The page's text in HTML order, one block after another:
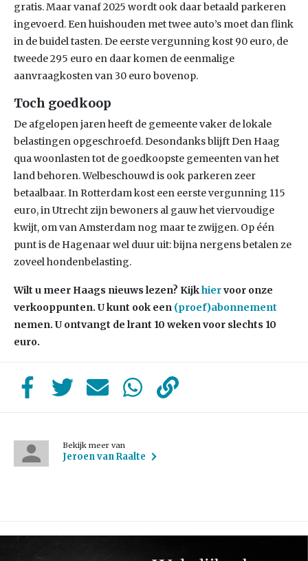
gratis. Maar vanaf 2025 wordt ook daar betaald parkeren
ingevoerd. Een huishouden met twee auto’s moet dan flink
in de buidel tasten. De eerste vergunning kost 90 euro, de
tweede 295 euro en daar komen de eenmalige
aanvraagkosten van 30 euro bovenop.
Toch goedkoop
De afgelopen jaren heeft de gemeente vaker de lokale
belastingen opgeschroefd. Desondanks blijft Den Haag
qua woonlasten tot de goedkoopste gemeenten van het
land behoren. Welbeschouwd is ook parkeren zeer
betaalbaar. In Rotterdam kost een eerste vergunning 115
euro, in Utrecht zijn bewoners al gauw het viervoudige
kwijt, om van Amsterdam nog maar te zwijgen. Op één
punt is de Hagenaar wel duur uit: bijna nergens betalen ze
zoveel hondenbelasting.
Wilt u meer Haags nieuws lezen? Kijkhiervoor onze
verkooppunten. U kunt ook een (proef)abonnement
nemen. U ontvangt de lrant 10 weken voor slechts 10
euro.
Bekijk meer van
Jeroen van Raalte